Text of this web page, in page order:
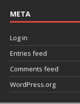
META
Log in
Entries feed
Comments feed
WordPress.org